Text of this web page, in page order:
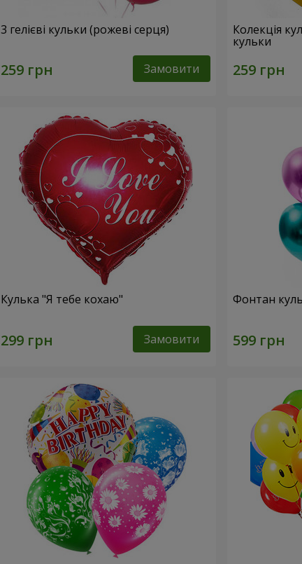
3 гелієві кульки (рожеві серця)
Замовити
Колекція
кульки
Кулька "Я тебе кохаю"
Замовити
Фонтан